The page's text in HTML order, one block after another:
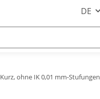
DE
Kurz, ohne IK 0,01 mm-Stufungen